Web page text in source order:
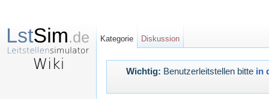
Wichtig: Benutzerleitstellen bitte in
Kategorie Diskussion